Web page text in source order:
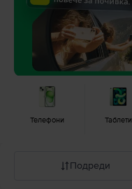
Телефони Таблети
Подреди